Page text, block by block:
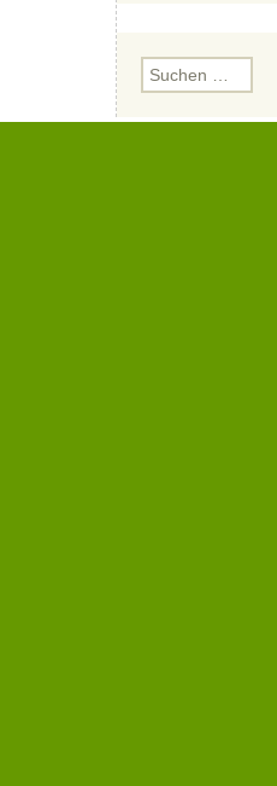
Suchen
nach: